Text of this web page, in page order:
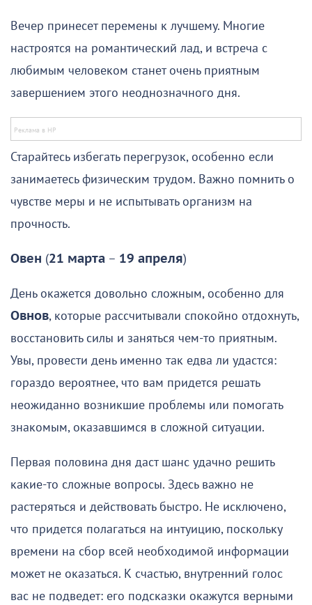
Вечер принесет перемены к лучшему. Многие
настроятся на романтический лад, и встреча с
любимым человеком станет очень приятным
завершением этого неоднозначного дня.
Старайтесь избегать перегрузок, особенно если
занимаетесь физическим трудом. Важно помнить о
чувстве меры и не испытывать организм на
прочность.
Овен (21 марта – 19 апреля)
День окажется довольно сложным, особенно для
Овнов, которые рассчитывали спокойно отдохнуть,
восстановить силы и заняться чем-то приятным.
Увы, провести день именно так едва ли удастся:
гораздо вероятнее, что вам придется решать
неожиданно возникшие проблемы или помогать
знакомым, оказавшимся в сложной ситуации.
Первая половина дня даст шанс удачно решить
какие-то сложные вопросы. Здесь важно не
растеряться и действовать быстро. Не исключено,
что придется полагаться на интуицию, поскольку
времени на сбор всей необходимой информации
может не оказаться. К счастью, внутренний голос
вас не подведет: его подсказки окажутся верными